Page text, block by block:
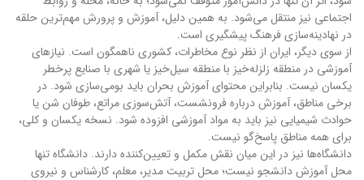
اجتماعی نیز منتقل می‌شود. به همین دلیل، آموزش و پرورش مهم‌ترین حلقه
در نهادینه‌سازی فرهنگ پیشگیری است.
از سوی دیگر، ایران از نظر نوع مخاطرات، کشوری ناهمگون است. نیازهای
آموزشی در منطقه زلزله‌خیز با منطقه سیل‌خیز یا شهری با صنایع پرخطر
یکسان نیست. بنابراین محتوای آموزش بحران باید بومی‌سازی شود. در
برخی مناطق، آموزش درباره فرونشست، آتش‌سوزی مراتع، طوفان شن یا
حوادث شیمیایی نیز باید به مواد آموزشی افزوده شود. نسخه یکسان و کلی،
برای همه مناطق پاسخ‌گو نیست.
دانشگاه‌ها نیز در این میان نقش مکمل و تعیین‌کننده دارند. دانشگاه تنها
محل آموزش دانشجو نیست؛ محل تربیت مدیر، معلم، کارشناس و نیروی